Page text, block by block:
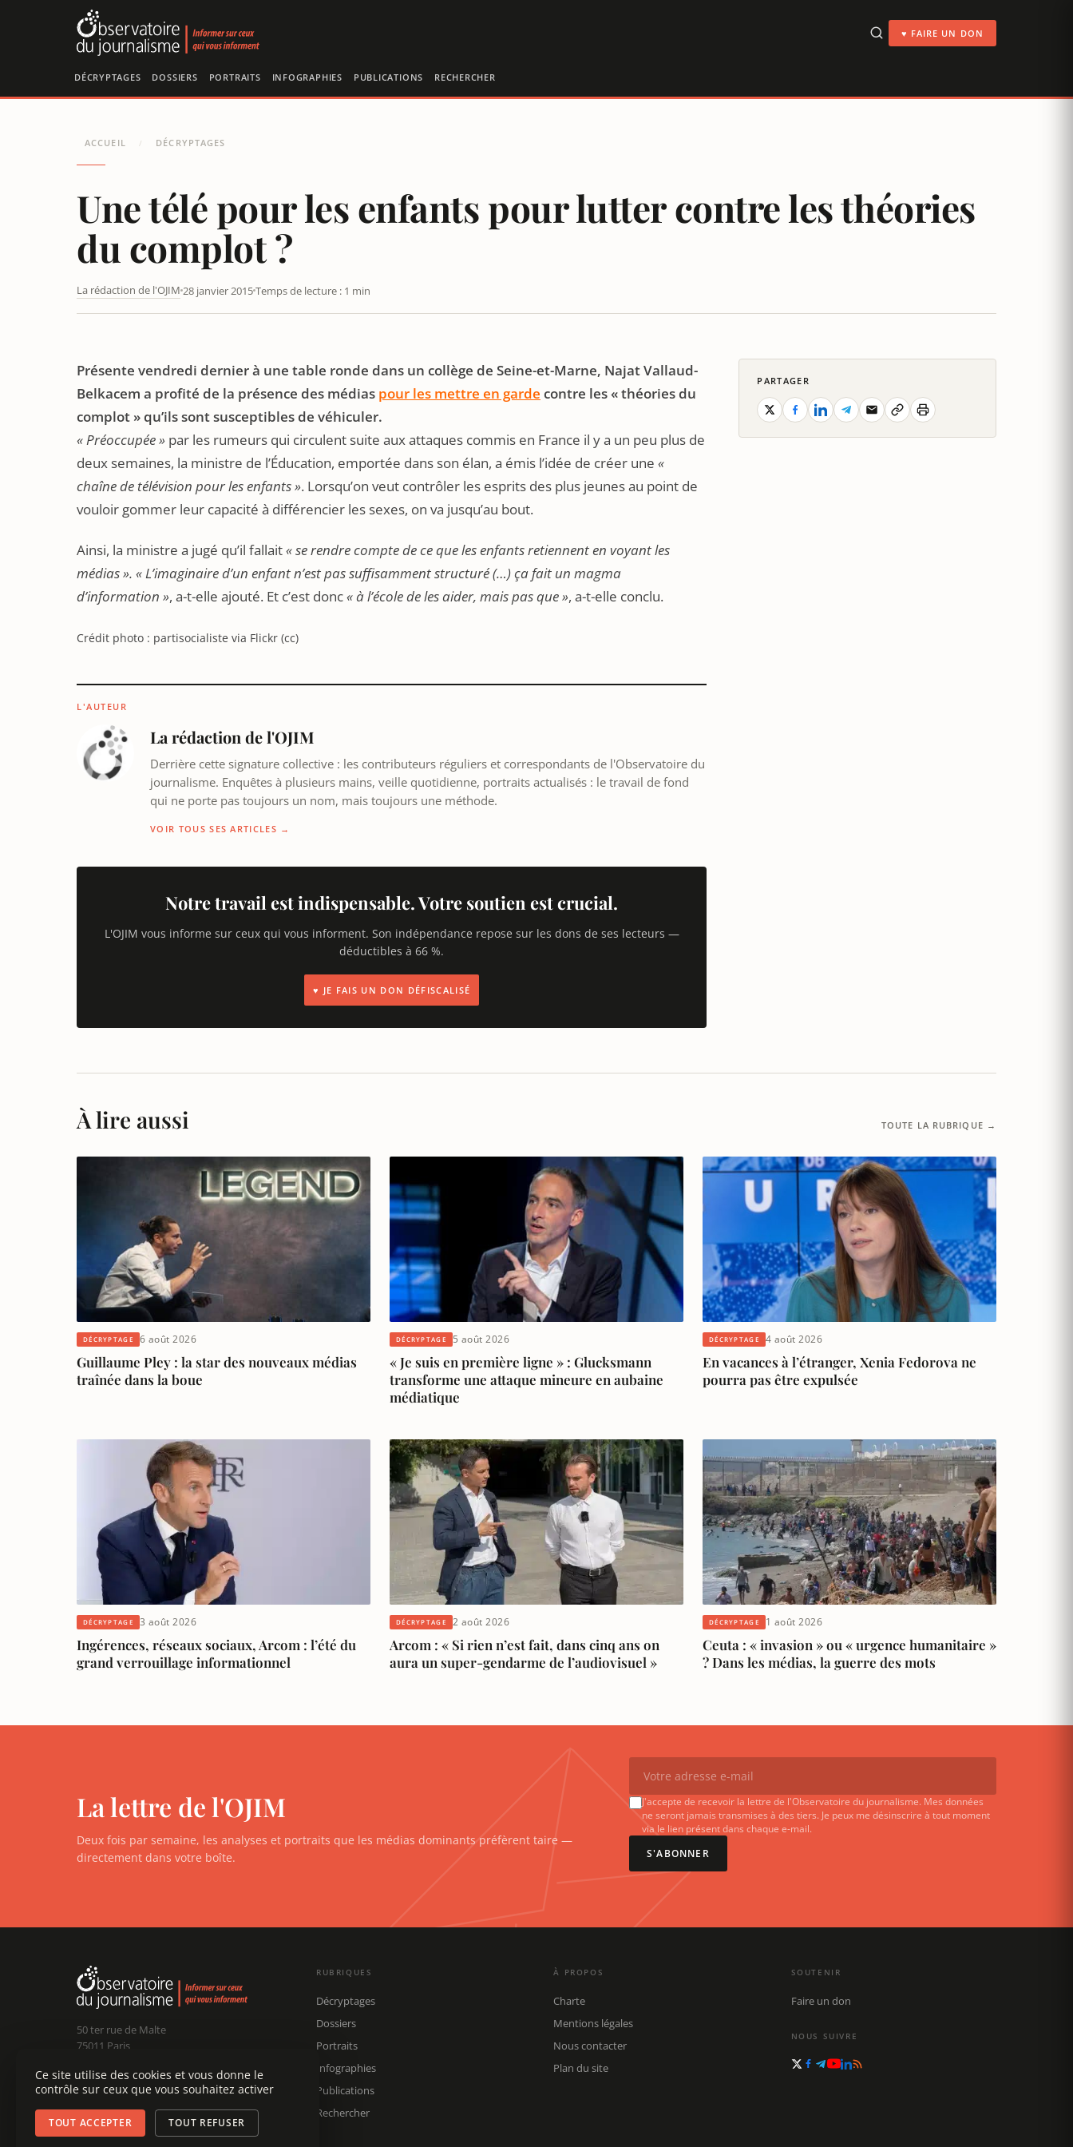
♥ FAIRE UN DON
DÉCRYPTAGES DOSSIERS PORTRAITS INFOGRAPHIES PUBLICATIONS RECHERCHER
ACCUEIL / DÉCRYPTAGES
Une télé pour les enfants pour lutter contre les théories
du complot ?
La rédaction de l'OJIM 28 janvier 2015Temps de lecture : 1 min
UNE TÉLÉ POUR LES ENFANTS POUR LUTTER CONTRE LES THÉORIES DU COMPLOT ?
Présente vendredi dernier à une table ronde dans un collège de Seine-et-Marne, Najat Vallaud-
Belkacem a profité de la présence des médias pour les mettre en garde contre les « théories du
complot » qu’ils sont susceptibles de véhiculer.
« Préoccupée » par les rumeurs qui circulent suite aux attaques commis en France il y a un peu plus de
deux semaines, la ministre de l’Éducation, emportée dans son élan, a émis l’idée de créer une «
chaîne de télévision pour les enfants ». Lorsqu’on veut contrôler les esprits des plus jeunes au point de
vouloir gommer leur capacité à différencier les sexes, on va jusqu’au bout.
Ainsi, la ministre a jugé qu’il fallait« se rendre compte de ce que les enfants retiennent en voyant les
médias ». « L’imaginaire d’un enfant n’est pas suffisamment structuré (…) ça fait un magma
d’information », a-t-elle ajouté. Et c’est donc« à l’école de les aider, mais pas que », a-t-elle conclu.
Crédit photo : partisocialiste via Flickr (cc)
L'AUTEUR
La rédaction de l'OJIM
Derrière cette signature collective : les contributeurs réguliers et correspondants de l'Observatoire du
journalisme. Enquêtes à plusieurs mains, veille quotidienne, portraits actualisés : le travail de fond
qui ne porte pas toujours un nom, mais toujours une méthode.
VOIR TOUS SES ARTICLES →
Notre travail est indispensable. Votre soutien est crucial.
L'OJIM vous informe sur ceux qui vous informent. Son indépendance repose sur les dons de ses lecteurs —
déductibles à 66 %.
♥ JE FAIS UN DON DÉFISCALISÉ
PARTAGER
À lire aussi TOUTE LA RUBRIQUE →
DÉCRYPTAGE 6 août 2026
Guillaume Pley : la star des nouveaux médias
traînée dans la boue
DÉCRYPTAGE 5 août 2026
« Je suis en première ligne » : Glucksmann
transforme une attaque mineure en aubaine
médiatique
DÉCRYPTAGE 4 août 2026
En vacances à l’étranger, Xenia Fedorova ne
pourra pas être expulsée
DÉCRYPTAGE 3 août 2026
Ingérences, réseaux sociaux, Arcom : l’été du
grand verrouillage informationnel
DÉCRYPTAGE 2 août 2026
Arcom : « Si rien n’est fait, dans cinq ans on
aura un super-gendarme de l’audiovisuel »
DÉCRYPTAGE 1 août 2026
Ceuta : « invasion » ou « urgence humanitaire »
? Dans les médias, la guerre des mots
La lettre de l'OJIM
Deux fois par semaine, les analyses et portraits que les médias dominants préfèrent taire —
directement dans votre boîte.
J'accepte de recevoir la lettre de l'Observatoire du journalisme. Mes données
ne seront jamais transmises à des tiers. Je peux me désinscrire à tout moment
via le lien présent dans chaque e-mail.
S'ABONNER
50 ter rue de Malte
75011 Paris
Président :Claude Chollet
Dir. rédaction :Édouard Chanot
Nous écrire : contact@ojim.fr
RUBRIQUES
Décryptages
Dossiers
Portraits
Infographies
Publications
Rechercher
À PROPOS
Charte
Mentions légales
Nous contacter
Plan du site
SOUTENIR
Faire un don
NOUS SUIVRE
Panneau de gestion des cookies
Ce site utilise des cookies et vous donne le
contrôle sur ceux que vous souhaitez activer
TOUT ACCEPTER TOUT REFUSER